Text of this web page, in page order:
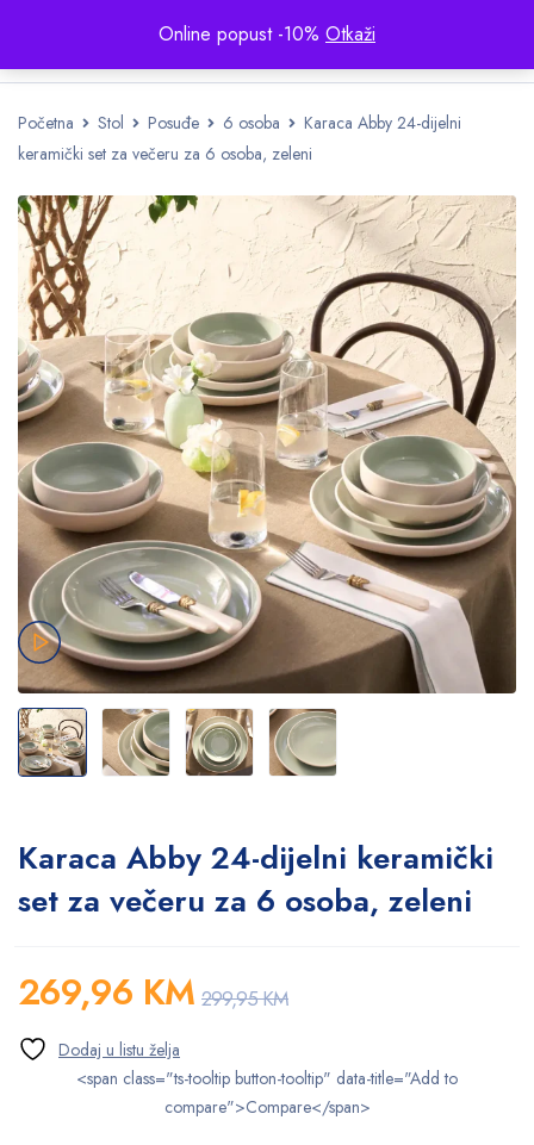
Online popust -10% Otkaži
Početna Stol Posuđe 6 osoba
Karaca Abby 24-dijelni
keramički set za večeru za 6 osoba, zeleni
Karaca Abby 24-dijelni keramički
set za večeru za 6 osoba, zeleni
299,95KM
269,96 KM
<span class="ts-tooltip button-tooltip" data-title="Add to
compare">Compare</span>